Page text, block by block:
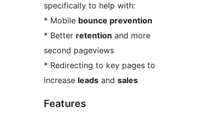
specifically to help with:
* Mobile bounce prevention
* Better retention and more
second pageviews
* Redirecting to key pages to
increase leads and sales
Features